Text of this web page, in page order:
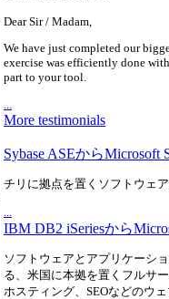
Dear Sir / Madam,
We have just completed our
exercise was efficiently done
part to your tool.
More testimonials
Sybase ASEからMicrosoft
チリに拠点を置くソフトウェア
IBM DB2 iSeriesから
ソフトウェアとアプリケーシ
る、米国に本拠を置くフルサ
ホスティング、SEOなどのウ